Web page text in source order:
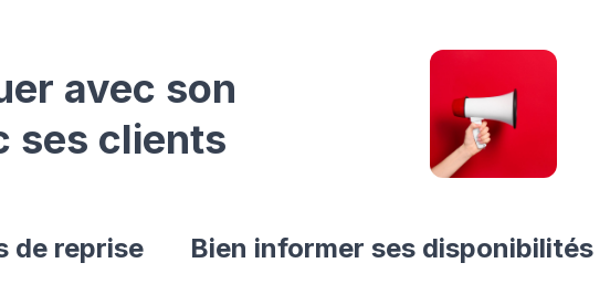
avec son
ses clients
de reprise Bien informer ses disponibilités